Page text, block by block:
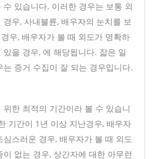
있습니다. 이러한 경우는 보통 외
우, 사내불륜, 배우자의 눈치를 보
우, 배우자가 볼 때 외도가 명확하
을 경우, 에 해당됩니다. 잛은 일
증거 수집이 잘 되는 경우입니다.
한 최적의 기간이라 볼 수 있습니
기간이 1년 이상 지난경우, 배우자
스러운 경우, 배우자가 볼 때 외도
없는 경우, 상간자에 대한 아무런